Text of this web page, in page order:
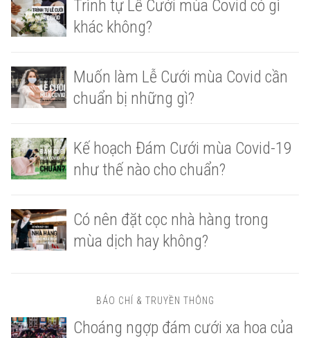
Trình tự Lễ Cưới mùa Covid có gì
khác không?
Muốn làm Lễ Cưới mùa Covid cần
chuẩn bị những gì?
Kế hoạch Đám Cưới mùa Covid-19
như thế nào cho chuẩn?
Có nên đặt cọc nhà hàng trong
mùa dịch hay không?
BÁO CHÍ & TRUYỀN THÔNG
Choáng ngợp đám cưới xa hoa của